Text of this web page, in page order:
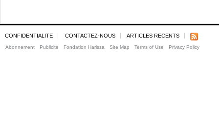
CONFIDENTIALITE CONTACTEZ-NOUS ARTICLES RECENTS
Abonnement Publicite Fondation Harissa Site Map Terms of Use Privacy Policy